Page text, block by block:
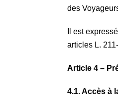
des
Il est
articles L.
Article 4 –
4.1. Accès à